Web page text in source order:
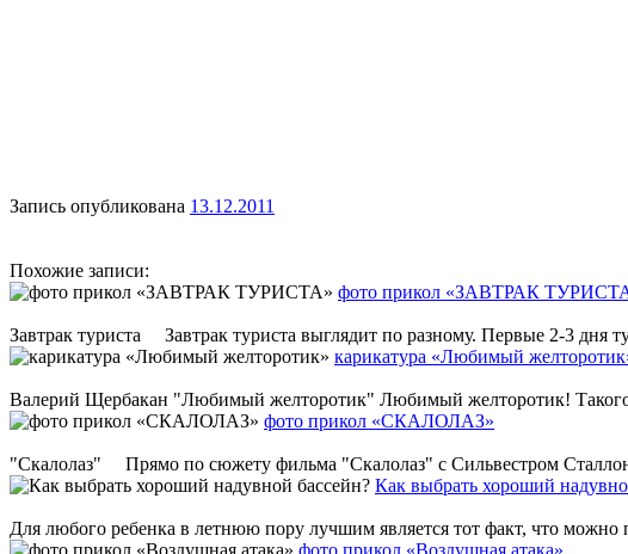
Запись опубликована 13.12.2011
Похожие записи:
фото прикол «ЗАВТРАК
Завтрак туриста Завтрак туриста выглядит по разному. Первые 2-3 дня
карикатура «Любимый
Валерий Щербакан "Любимый желторотик" Любимый желторотик! Такого
фото прикол «СКАЛОЛАЗ»
"Скалолаз" Прямо по сюжету фильма "Скалолаз" с Сильвестром
Как выбрать хороший
Для любого ребенка в летнюю пору лучшим является тот факт, что можно
фото прикол «Воздушная атака»